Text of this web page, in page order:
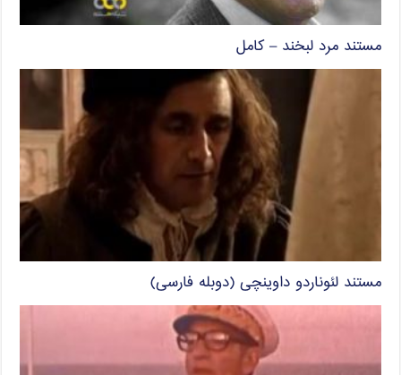
مستند مرد لبخند – کامل
مستند لئوناردو داوینچی (دوبله فارسی)